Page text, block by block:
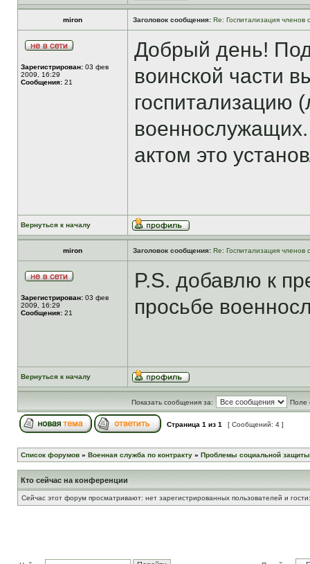
miron Заголовок сообщения: Re: Госпитализация членов
Зарегистрирован: 03 фев
2009, 16:29
Сообщения: 21
Добрый день!
воинской части
госпитализацию
актом это
Вернуться к началу
miron Заголовок сообщения: Re: Госпитализация членов
Зарегистрирован: 03 фев
2009, 16:29
Сообщения: 21
P.S. добавлю к
просьбе
Вернуться к началу
Показать сообщения за: Поле
Страница 1 из 1 [ Сообщений: 4 ]
Список форумов » Военная служба по контракту » Проблемы социальной защиты
Кто сейчас на конференции
Сейчас этот форум просматривают: нет зарегистрированных пользователей и